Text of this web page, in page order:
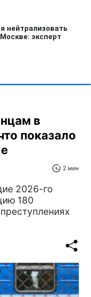
в
показало
2 мин
2026-го
180